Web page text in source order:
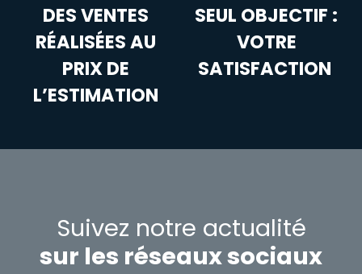
DES VENTES
RÉALISÉES AU
PRIX DE
L’ESTIMATION
SEUL OBJECTIF :
VOTRE
SATISFACTION
Suivez notre actualité
sur les réseaux sociaux